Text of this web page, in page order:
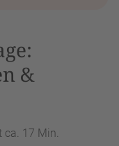
&
ca. 17 Min.